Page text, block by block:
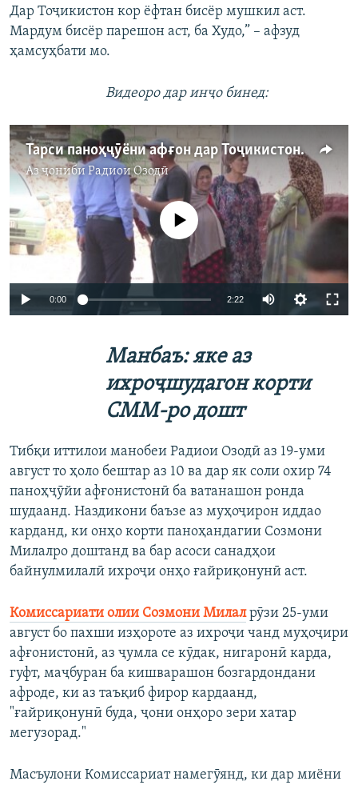
Дар Тоҷикистон кор ёфтан бисёр мушкил аст.
Мардум бисёр парешон аст, ба Худо,” – афзуд
ҳамсуҳбати мо.
Видеоро дар инҷо бинед:
Тарси паноҳҷӯёни афғон дар Тоҷикистон аз чист?
Аз ҷониби Радиои Озодӣ
240p 360p 480p
720p 1080p
Феълан кор намекунад
0:00 2:22
480p
Манбаъ: яке аз
ихроҷшудагон корти
СММ-ро дошт
Тибқи иттилои манобеи Радиои Озодӣ аз 19-уми
август то ҳоло бештар аз 10 ва дар як соли охир 74
паноҳҷӯйи афғонистонӣ ба ватанашон ронда
шудаанд. Наздикони баъзе аз муҳоҷирон иддао
карданд, ки онҳо корти паноҳандагии Созмони
Милалро доштанд ва бар асоси санадҳои
байнулмилалӣ ихроҷи онҳо ғайриқонунӣ аст.
Комиссариати олии Созмони Милалрӯзи 25-уми
август бо пахши изҳороте аз ихроҷи чанд муҳоҷири
афғонистонӣ, аз ҷумла се кӯдак, нигаронӣ карда,
гуфт, маҷбуран ба кишварашон бозгардондани
афроде, ки аз таъқиб фирор кардаанд,
"ғайриқонунӣ буда, ҷони онҳоро зери хатар
мегузорад."
Масъулони Комиссариат намегӯянд, ки дар миёни